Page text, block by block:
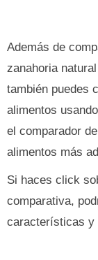
Además de
zanahoria
también puedes
alimentos
el comparador
alimentos más
Si haces click
comparativa,
características y